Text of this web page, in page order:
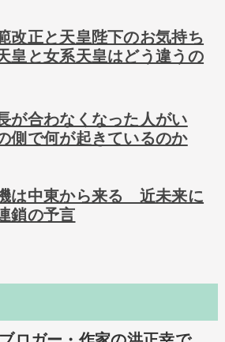
改正と天皇陛下のお気持ち
皇と女系天皇はどう違うの
が合わなくなった人がい
側で何が起きているのか
は中東から来る 近未来に
鎖の予言